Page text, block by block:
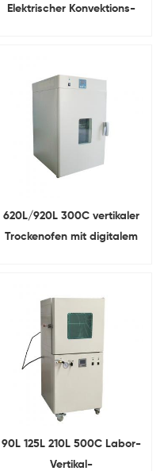
Elektrischer Konvektions-
620L/920L 300C vertikaler
Trockenofen mit digitalem
90L 125L 210L 500C Labor-
Vertikal-